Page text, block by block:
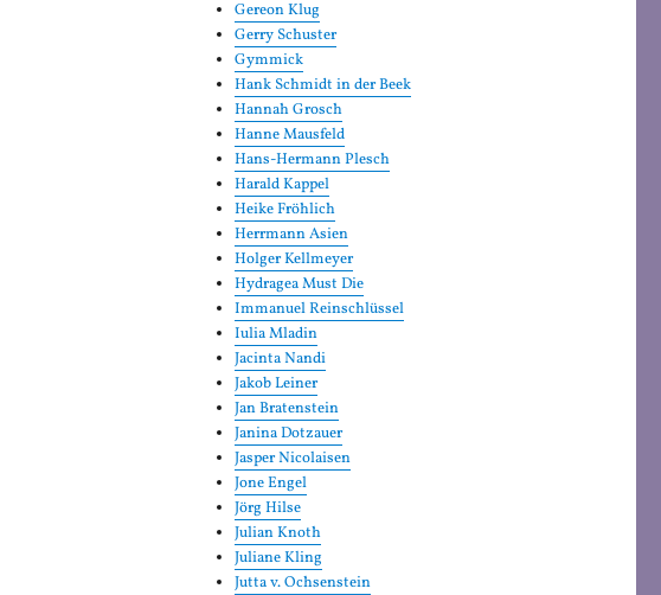
Gereon Klug
Gerry Schuster
Gymmick
Hank Schmidt in der Beek
Hannah Grosch
Hanne Mausfeld
Hans-Hermann Plesch
Harald Kappel
Heike Fröhlich
Herrmann Asien
Holger Kellmeyer
Hydragea Must Die
Immanuel Reinschlüssel
Iulia Mladin
Jacinta Nandi
Jakob Leiner
Jan Bratenstein
Janina Dotzauer
Jasper Nicolaisen
Jone Engel
Jörg Hilse
Julian Knoth
Juliane Kling
Jutta v. Ochsenstein